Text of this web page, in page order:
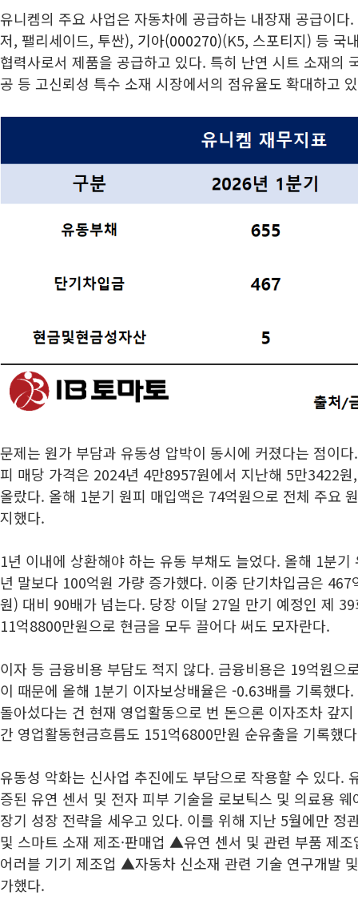
유니켐의 주요 사업은 자동차에 공급하는 내장재 공급이
저, 팰리세이드, 투싼), 기아(000270)(K5, 스포티지) 등 국
협력사로서 제품을 공급하고 있다. 특히 난연 시트 소재의
공 등 고신뢰성 특수 소재 시장에서의 점유율도 확대하고
문제는 원가 부담과 유동성 압박이 동시에 커졌다는 점이
피 매당 가격은 2024년 4만8957원에서 지난해 5만3422
올랐다. 올해 1분기 원피 매입액은 74억원으로 전체 주요
지했다.
1년 이내에 상환해야 하는 유동 부채도 늘었다. 올해 1분
년 말보다 100억원 가량 증가했다. 이중 단기차입금은
원) 대비 90배가 넘는다. 당장 이달 27일 만기 예정인 제
11억8800만원으로 현금을 모두 끌어다 써도 모자란다.
이자 등 금융비용 부담도 적지 않다. 금융비용은 19억원으
이 때문에 올해 1분기 이자보상배율은 -0.63배를 기록했다
돌아섰다는 건 현재 영업활동으로 번 돈으론 이자조차 갚
간 영업활동현금흐름도 151억6800만원 순유출을 기록했
유동성 악화는 신사업 추진에도 부담으로 작용할 수 있다.
증된 유연 센서 및 전자 피부 기술을 로보틱스 및 의료용
장기 성장 전략을 세우고 있다. 이를 위해 지난 5월에만
및 스마트 소재 제조·판매업 ▲유연 센서 및 관련 부품 제
어러블 기기 제조업 ▲자동차 신소재 관련 기술 연구개발
가했다.